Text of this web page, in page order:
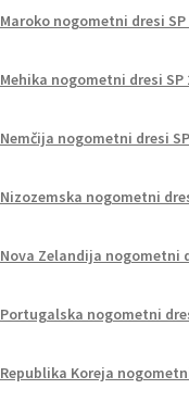
Maroko nogometni dresi SP
Mehika nogometni dresi SP
Nemčija nogometni dresi
Nizozemska nogometni
Nova Zelandija nogometni
Portugalska nogometni
Republika Koreja